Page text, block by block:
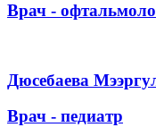
Врач -
Дюсебаева
Врач - педиатр